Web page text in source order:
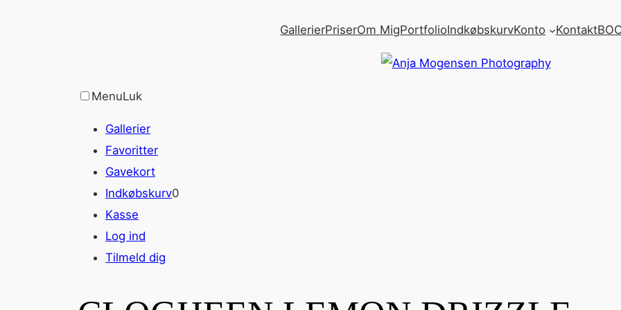
GallerierPriserOm MigPortfolioIndkøbskurvKonto Kontakt
MenuLuk
Gallerier
Favoritter
Gavekort
Indkøbskurv0
Kasse
Log ind
Tilmeld dig